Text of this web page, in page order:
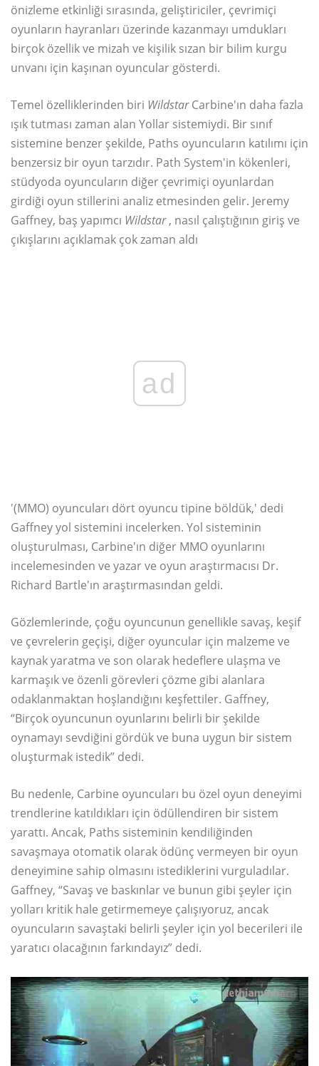
önizleme etkinliği sırasında, geliştiriciler, çevrimiçi
oyunların hayranları üzerinde kazanmayı umdukları
birçok özellik ve mizah ve kişilik sızan bir bilim kurgu
unvanı için kaşınan oyuncular gösterdi.
Temel özelliklerinden biri WildstarCarbine'ın daha fazla
ışık tutması zaman alan Yollar sistemiydi. Bir sınıf
sistemine benzer şekilde, Paths oyuncuların katılımı için
benzersiz bir oyun tarzıdır. Path System'in kökenleri,
stüdyoda oyuncuların diğer çevrimiçi oyunlardan
girdiği oyun stillerini analiz etmesinden gelir. Jeremy
Gaffney, baş yapımcı Wildstar, nasıl çalıştığının giriş ve
çıkışlarını açıklamak çok zaman aldı
ad
'(MMO) oyuncuları dört oyuncu tipine böldük,' dedi
Gaffney yol sistemini incelerken. Yol sisteminin
oluşturulması, Carbine'ın diğer MMO oyunlarını
incelemesinden ve yazar ve oyun araştırmacısı Dr.
Richard Bartle'ın araştırmasından geldi.
Gözlemlerinde, çoğu oyuncunun genellikle savaş, keşif
ve çevrelerin geçişi, diğer oyuncular için malzeme ve
kaynak yaratma ve son olarak hedeflere ulaşma ve
karmaşık ve özenli görevleri çözme gibi alanlara
odaklanmaktan hoşlandığını keşfettiler. Gaffney,
“Birçok oyuncunun oyunlarını belirli bir şekilde
oynamayı sevdiğini gördük ve buna uygun bir sistem
oluşturmak istedik” dedi.
Bu nedenle, Carbine oyuncuları bu özel oyun deneyimi
trendlerine katıldıkları için ödüllendiren bir sistem
yarattı. Ancak, Paths sisteminin kendiliğinden
savaşmaya otomatik olarak ödünç vermeyen bir oyun
deneyimine sahip olmasını istediklerini vurguladılar.
Gaffney, “Savaş ve baskınlar ve bunun gibi şeyler için
yolları kritik hale getirmemeye çalışıyoruz, ancak
oyuncuların savaştaki belirli şeyler için yol becerileri ile
yaratıcı olacağının farkındayız” dedi.